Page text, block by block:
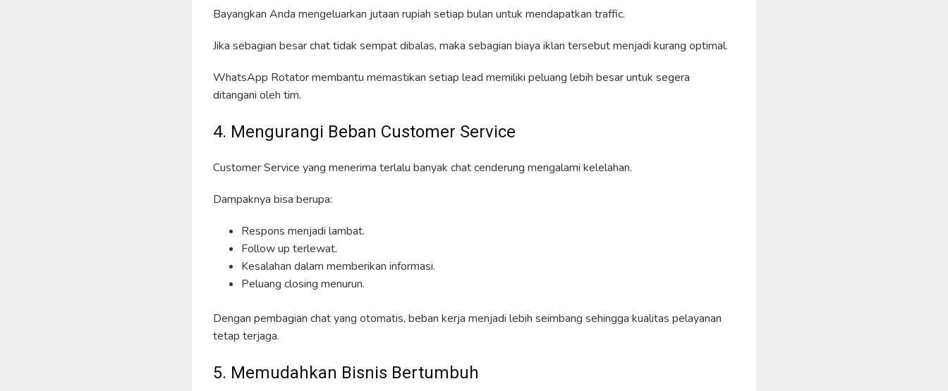
Bayangkan Anda mengeluarkan jutaan rupiah setiap bulan untuk mendapatkan traffic.
Jika sebagian besar chat tidak sempat dibalas, maka sebagian biaya iklan tersebut menjadi kurang optimal.
WhatsApp Rotator membantu memastikan setiap lead memiliki peluang lebih besar untuk segera
ditangani oleh tim.
4. Mengurangi Beban Customer Service
Customer Service yang menerima terlalu banyak chat cenderung mengalami kelelahan.
Dampaknya bisa berupa:
Respons menjadi lambat.
Follow up terlewat.
Kesalahan dalam memberikan informasi.
Peluang closing menurun.
Dengan pembagian chat yang otomatis, beban kerja menjadi lebih seimbang sehingga kualitas pelayanan
tetap terjaga.
5. Memudahkan Bisnis Bertumbuh